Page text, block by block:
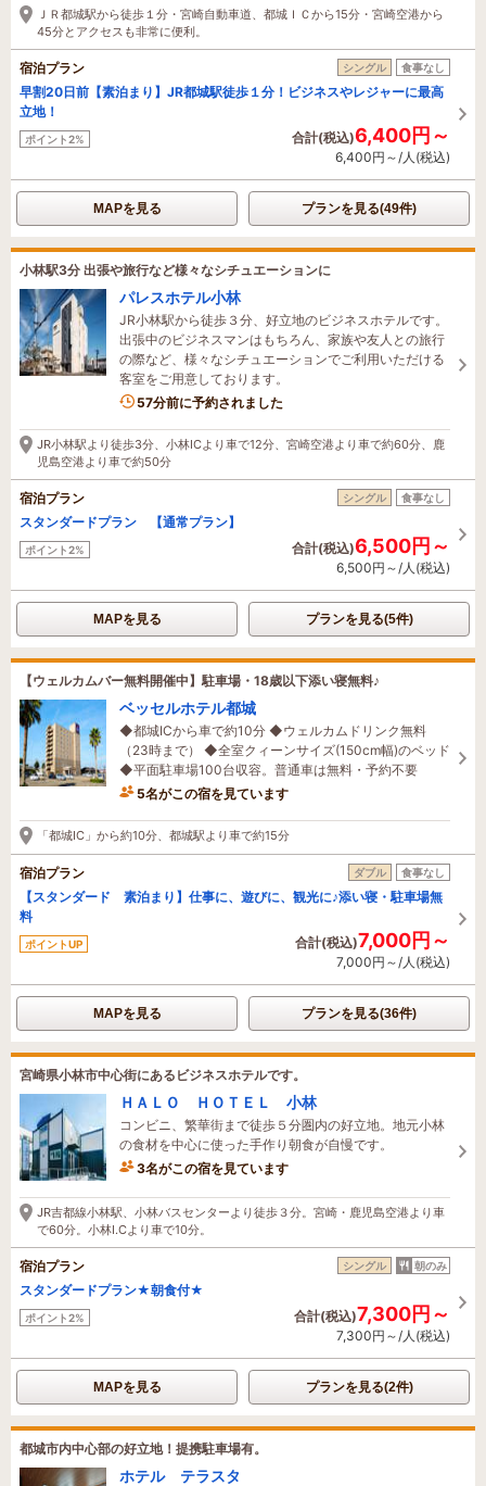
ＪＲ都城駅から徒歩１分・宮崎自動車道、都城ＩＣから15分・宮崎空港から
45分とアクセスも非常に便利。
宿泊プラン シングル 食事なし
早割20日前【素泊まり】JR都城駅徒歩１分！ビジネスやレジャーに最高
立地！
ポイント2% 合計(税込)6,400円～
6,400円～/人(税込)
MAPを見る プランを見る(49件)
小林駅3分 出張や旅行など様々なシチュエーションに
パレスホテル小林
JR小林駅から徒歩３分、好立地のビジネスホテルです。
出張中のビジネスマンはもちろん、家族や友人との旅行
の際など、様々なシチュエーションでご利用いただける
客室をご用意しております。
57分前に予約されました
JR小林駅より徒歩3分、小林ICより車で12分、宮崎空港より車で約60分、鹿
児島空港より車で約50分
宿泊プラン シングル 食事なし
スタンダードプラン 【通常プラン】
ポイント2% 合計(税込)6,500円～
6,500円～/人(税込)
MAPを見る プランを見る(5件)
【ウェルカムバー無料開催中】駐車場・18歳以下添い寝無料♪
ベッセルホテル都城
◆都城ICから車で約10分 ◆ウェルカムドリンク無料
（23時まで） ◆全室クィーンサイズ(150cm幅)のベッド
◆平面駐車場100台収容。普通車は無料・予約不要
5名がこの宿を見ています
たった今予約されました
「都城IC」から約10分、都城駅より車で約15分
宿泊プラン ダブル 食事なし
【スタンダード 素泊まり】仕事に、遊びに、観光に♪添い寝・駐車場無
料
ポイントUP 合計(税込)7,000円～
7,000円～/人(税込)
MAPを見る プランを見る(36件)
宮崎県小林市中心街にあるビジネスホテルです。
ＨＡＬＯ ＨＯＴＥＬ 小林
コンビニ、繁華街まで徒歩５分圏内の好立地。地元小林
の食材を中心に使った手作り朝食が自慢です。
3名がこの宿を見ています
JR吉都線小林駅、小林バスセンターより徒歩３分。宮崎・鹿児島空港より車
で60分。小林I.Cより車で10分。
宿泊プラン シングル 朝のみ
スタンダードプラン★朝食付★
ポイント2% 合計(税込)7,300円～
7,300円～/人(税込)
MAPを見る プランを見る(2件)
都城市内中心部の好立地！提携駐車場有。
ホテル テラスタ